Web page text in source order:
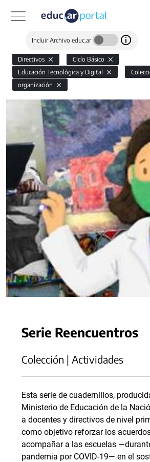
Incluir Archivo educ.ar
Directivos
Ciclo Básico
Educación Tecnológica y Digital
organización
Serie Reencuentros
Colección | Actividades
Esta serie de cuadernillos,
Ministerio de Educación de la
a docentes y directivos de nivel
como objetivo reforzar los
acompañar a las escuelas
pandemia por COVID-19— en el